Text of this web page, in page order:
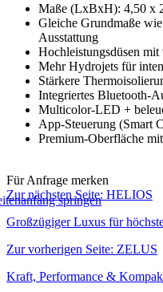
Maße (LxBxH): 4,50 x
Gleiche Grundmaße
Ausstattung
Hochleistungsdüsen
Mehr Hydrojets für
Stärkere
Integriertes Bluetooth-
Multicolor-LED +
App-Steuerung (Smart
Premium-Oberfläche
Für Anfrage merken
Zur nächsten Seite: HELIOS
Großzügiger Luxus für
Zur vorherigen Seite: ZELUS
Kraft, Performance &